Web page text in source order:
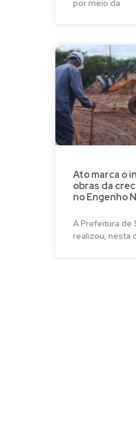
por meio da
Ato marca o
obras da
no Engenho
A Prefeitura de
realizou, nesta